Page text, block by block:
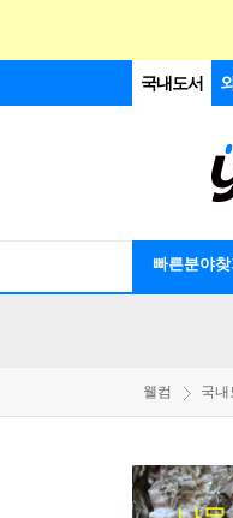
국내도서
빠른분야찾
웰컴 국내